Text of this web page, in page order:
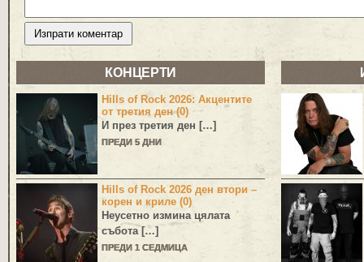
КОНЦЕРТИ
Hills of Rock 2026: Акцентите
от третия ден (0)
И през третия ден […]
ПРЕДИ 5 ДНИ
Hills of Rock 2026 ден втори –
корен и криле (0)
Неусетно измина цялата
събота […]
ПРЕДИ 1 СЕДМИЦА